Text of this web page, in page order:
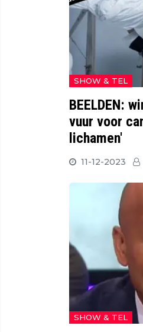
SHOW & TEL
BEELDEN:
vuur voor
lichamen'
11-12-2023
SHOW & TEL